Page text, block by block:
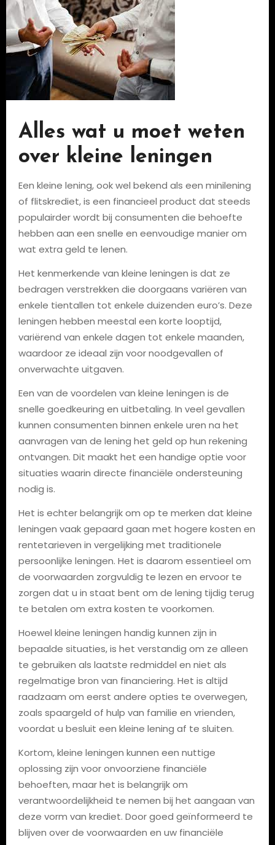
Alles wat u moet weten
over kleine leningen
Een kleine lening, ook wel bekend als een minilening
of flitskrediet, is een financieel product dat steeds
populairder wordt bij consumenten die behoefte
hebben aan een snelle en eenvoudige manier om
wat extra geld te lenen.
Het kenmerkende van kleine leningen is dat ze
bedragen verstrekken die doorgaans variëren van
enkele tientallen tot enkele duizenden euro’s. Deze
leningen hebben meestal een korte looptijd,
variërend van enkele dagen tot enkele maanden,
waardoor ze ideaal zijn voor noodgevallen of
onverwachte uitgaven.
Een van de voordelen van kleine leningen is de
snelle goedkeuring en uitbetaling. In veel gevallen
kunnen consumenten binnen enkele uren na het
aanvragen van de lening het geld op hun rekening
ontvangen. Dit maakt het een handige optie voor
situaties waarin directe financiële ondersteuning
nodig is.
Het is echter belangrijk om op te merken dat kleine
leningen vaak gepaard gaan met hogere kosten en
rentetarieven in vergelijking met traditionele
persoonlijke leningen. Het is daarom essentieel om
de voorwaarden zorgvuldig te lezen en ervoor te
zorgen dat u in staat bent om de lening tijdig terug
te betalen om extra kosten te voorkomen.
Hoewel kleine leningen handig kunnen zijn in
bepaalde situaties, is het verstandig om ze alleen
te gebruiken als laatste redmiddel en niet als
regelmatige bron van financiering. Het is altijd
raadzaam om eerst andere opties te overwegen,
zoals spaargeld of hulp van familie en vrienden,
voordat u besluit een kleine lening af te sluiten.
Kortom, kleine leningen kunnen een nuttige
oplossing zijn voor onvoorziene financiële
behoeften, maar het is belangrijk om
verantwoordelijkheid te nemen bij het aangaan van
deze vorm van krediet. Door goed geïnformeerd te
blijven over de voorwaarden en uw financiële